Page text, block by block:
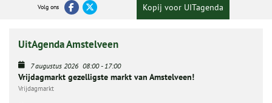
Volg ons Kopij voor UITagenda
UitAgenda Amstelveen
7 augustus 2026 08:00-17:00
Vrijdagmarkt gezelligste markt van Amstelveen!
Vrijdagmarkt